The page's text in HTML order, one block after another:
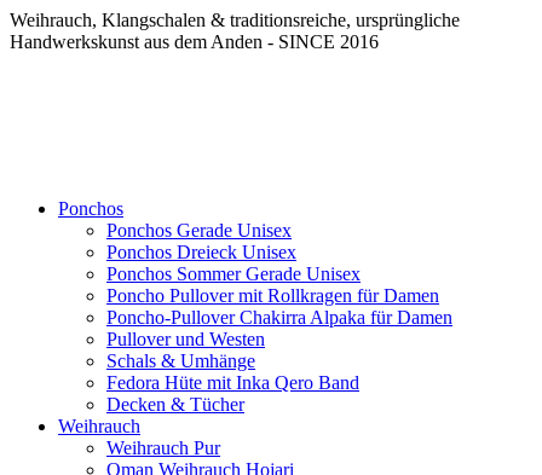
Weihrauch, Klangschalen & traditionsreiche, ursprüngliche
Handwerkskunst aus dem Anden - SINCE 2016
Ponchos
Ponchos Gerade Unisex
Ponchos Dreieck Unisex
Ponchos Sommer Gerade Unisex
Poncho Pullover mit Rollkragen für Damen
Poncho-Pullover Chakirra Alpaka für Damen
Pullover und Westen
Schals & Umhänge
Fedora Hüte mit Inka Qero Band
Decken & Tücher
Weihrauch
Weihrauch Pur
Oman Weihrauch Hojari